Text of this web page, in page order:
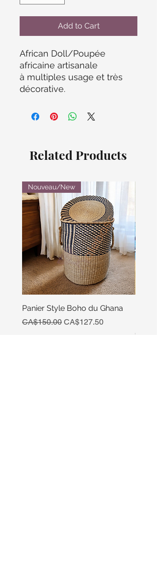
Add to Cart
African Doll/Poupée
africaine artisanale
à multiples usage et très
décorative.
Related Products
Nouveau/New
Panier Style Boho du Ghana
Regular Price
CA$150.00 Sale Price
CA$127.50
Price